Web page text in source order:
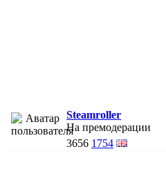
Steamroller
На премодерации
3656 1754